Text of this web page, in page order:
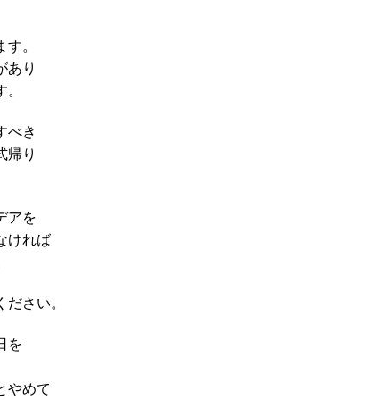
。
あり
べき
帰り
アを
ければ
さい。
を
やめて